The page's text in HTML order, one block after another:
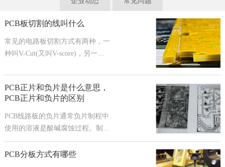
PCB板切割的线叫什么
常见的电路板切割方式有两种，一
种叫V-Cut(又叫V-score)，另一种
板工厂根据客户的图纸要求，事先
在PCB的特定位置用转盘刀具切割
好的一条条分割线，其目的是为了
方便后续SMT电路板组装完成后的
用于分板(De-p
PCB正片和负片是什么意思，
PCB正片和负片的区别
PCB线路板的负片通常负片制程中
使用的溶液是酸碱腐蚀过程。制膜
后，所需的路径或铜表面是完全透
明的，而不需要的部分是黑色的。
PCB分板方式有哪些